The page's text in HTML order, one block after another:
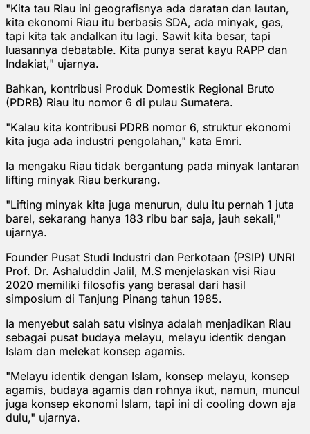
"Kita tau Riau ini geografisnya ada daratan dan lautan,
kita ekonomi Riau itu berbasis SDA, ada minyak, gas,
tapi kita tak andalkan itu lagi. Sawit kita besar, tapi
luasannya debatable. Kita punya serat kayu RAPP dan
Indakiat," ujarnya.
Bahkan, kontribusi Produk Domestik Regional Bruto
(PDRB) Riau itu nomor 6 di pulau Sumatera.
"Kalau kita kontribusi PDRB nomor 6, struktur ekonomi
kita juga ada industri pengolahan," kata Emri.
Ia mengaku Riau tidak bergantung pada minyak lantaran
lifting minyak Riau berkurang.
"Lifting minyak kita juga menurun, dulu itu pernah 1 juta
barel, sekarang hanya 183 ribu bar saja, jauh sekali,"
ujarnya.
Founder Pusat Studi Industri dan Perkotaan (PSIP) UNRI
Prof. Dr. Ashaluddin Jalil, M.S menjelaskan visi Riau
2020 memiliki filosofis yang berasal dari hasil
simposium di Tanjung Pinang tahun 1985.
Ia menyebut salah satu visinya adalah menjadikan Riau
sebagai pusat budaya melayu, melayu identik dengan
Islam dan melekat konsep agamis.
"Melayu identik dengan Islam, konsep melayu, konsep
agamis, budaya agamis dan rohnya ikut, namun, muncul
juga konsep ekonomi Islam, tapi ini di cooling down aja
dulu," ujarnya.